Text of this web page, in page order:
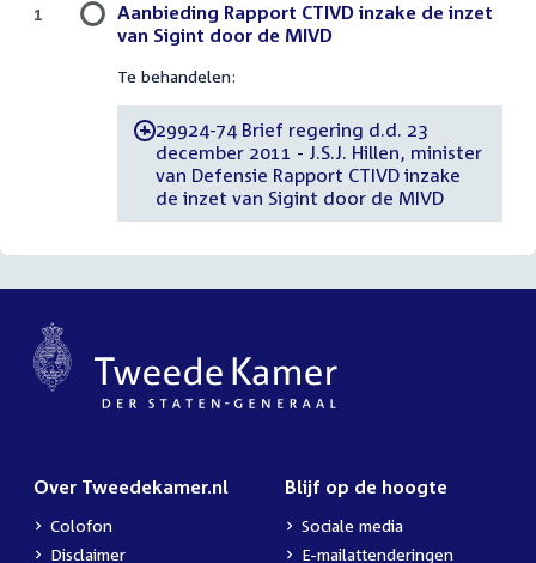
Aanbieding Rapport CTIVD inzake de inzet
van Sigint door de MIVD
Te behandelen:
-29924-74 Brief regering d.d. 23
december 2011 - J.S.J. Hillen, minister
van Defensie Rapport CTIVD inzake
de inzet van Sigint door de MIVD
1
Over Tweedekamer.nl
Colofon
Disclaimer
Blijf op de hoogte
Sociale media
E-mailattenderingen